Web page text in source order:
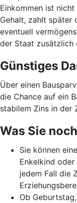
Einkommen ist
Gehalt, zahlt später
eventuell
der Staat zusätzlich
Günstiges
Über einen
die Chance auf ein
stabilem Zins in der
Was Sie
Sie können
Enkelkind
jedem Fall die
Ob